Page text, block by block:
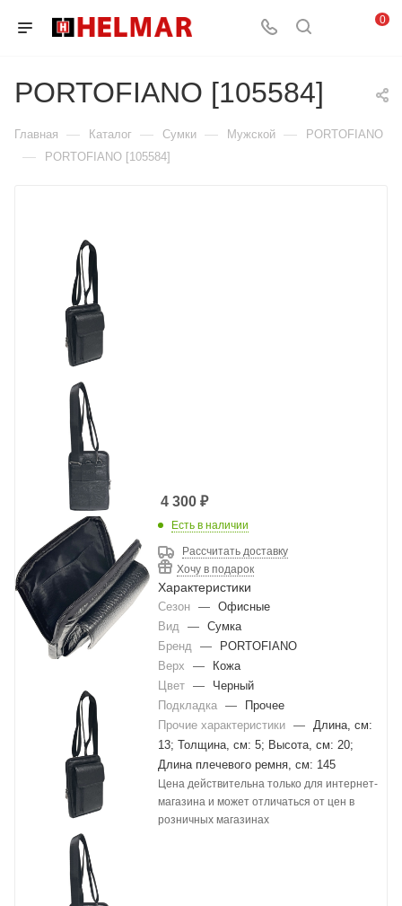
0
PORTOFIANO [105584]
Главная — Каталог — Сумки — Мужской — PORTOFIANO
— PORTOFIANO [105584]
4 300 ₽
Есть в наличии
Рассчитать доставку
Хочу в подарок
Характеристики
Сезон —
Офисные
Вид
—
Сумка
Бренд
—
PORTOFIANO
Верх
—
Кожа
Цвет
—
Черный
Подкладка
—
Прочее
Прочие характеристики
—
Длина, см:
13; Толщина, см: 5; Высота, см: 20;
Длина плечевого ремня, см: 145
Цена действительна только для интернет-
магазина и может отличаться от цен в
розничных магазинах